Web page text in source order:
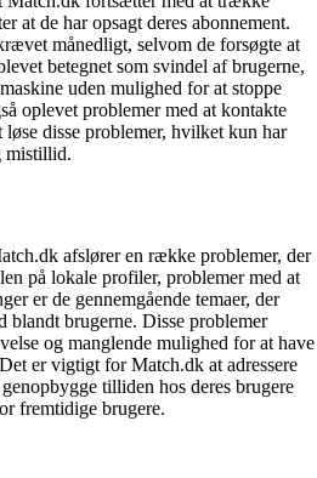
at de har opsagt deres abonnement.
månedligt, selvom de forsøgte at
betegnet som svindel af brugerne,
uden mulighed for at stoppe
oplevet problemer med at kontakte
disse problemer, hvilket kun har
mistillid.
afslører en række problemer, der
på lokale profiler, problemer med at
er de gennemgående temaer, der
blandt brugerne. Disse problemer
og manglende mulighed for at have
er vigtigt for Match.dk at adressere
tilliden hos deres brugere
fremtidige brugere.